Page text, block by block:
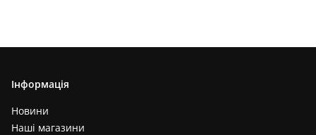
Інформація
Новини
Наші магазини